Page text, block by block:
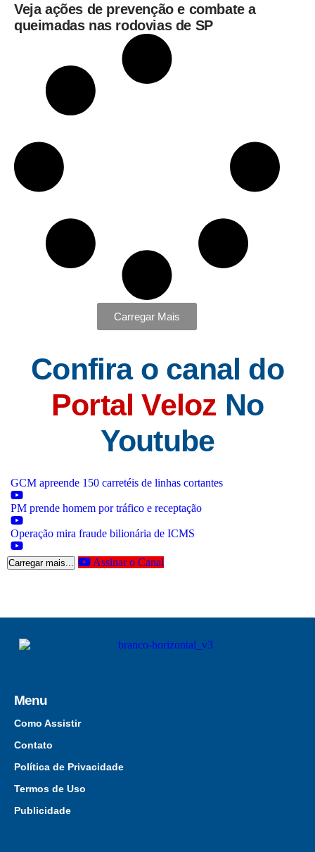
Veja ações de prevenção e combate a
queimadas nas rodovias de SP
Carregar Mais
Confira o canal do
Portal Veloz No
Youtube
GCM apreende 150 carretéis de linhas cortantes
PM prende homem por tráfico e receptação
Operação mira fraude bilionária de ICMS
Carregar mais... Assinar o Canal
Menu
Como Assistir
Contato
Política de Privacidade
Termos de Uso
Publicidade